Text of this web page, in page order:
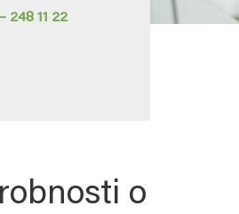
248 11 22
o